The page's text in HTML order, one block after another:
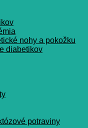
nohy a pokožku
diabetikov
potraviny